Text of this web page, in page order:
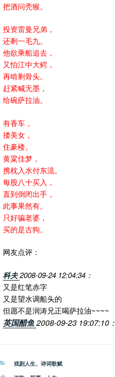
把酒问秃猴。
投资雷曼兄弟，
还剩一毛九。
他欲乘船追去，
又怕江中大鳄，
再啃剩骨头。
赶紧喊无墨，
给碗萨拉油。
有香车，
搂美女，
住豪楼。
黄粱佳梦，
携枕入水付东流。
每股八十买入，
直到倒闭出手，
此事果然有。
只好骗老婆，
买的是古狗。
网友点评：
科夫2008-09-24 12:04:34：
又是红笔赤字
又是望水调船头的
但愿不是润涛兄正喝萨拉油~~~~
英国醋鱼2008-09-23 19:07:10：
分
戏剧人生、 诗词歌赋